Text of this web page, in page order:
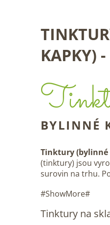
KAPKY)
BYLINNÉ
Tinktury (bylinné
(tinktury) jsou
surovin na trhu.
#ShowMore#
Tinktury na